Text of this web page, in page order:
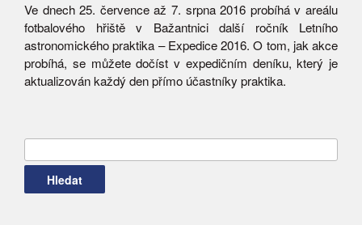
Ve dnech 25. července až 7. srpna 2016 probíhá v areálu
fotbalového hřiště v Bažantnici další ročník Letního
astronomického praktika – Expedice 2016. O tom, jak akce
probíhá, se můžete dočíst v expedičním deníku, který je
aktualizován každý den přímo účastníky praktika.